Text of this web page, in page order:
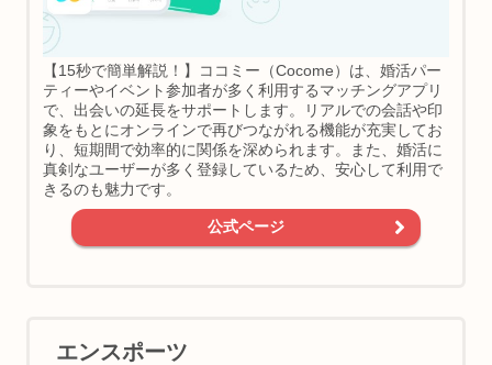
【15秒で簡単解説！】ココミー（Cocome）は、婚活パー
ティーやイベント参加者が多く利用するマッチングアプリ
で、出会いの延長をサポートします。リアルでの会話や印
象をもとにオンラインで再びつながれる機能が充実してお
り、短期間で効率的に関係を深められます。また、婚活に
真剣なユーザーが多く登録しているため、安心して利用で
きるのも魅力です。
公式ページ
エンスポーツ